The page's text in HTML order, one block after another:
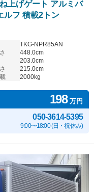
上げゲート アルミバ
ルフ 積載2トン
TKG-NPR85AN
448.0cm
203.0cm
215.0cm
2000kg
198万円
050-3614-5395
9:00〜18:00 (日・祝休み)